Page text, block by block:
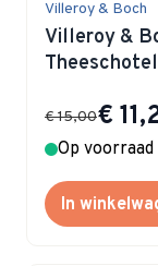
Villeroy & Boch
Villeroy &
Theeschotel
Special
€
€ 15,00
Op voorraad
In